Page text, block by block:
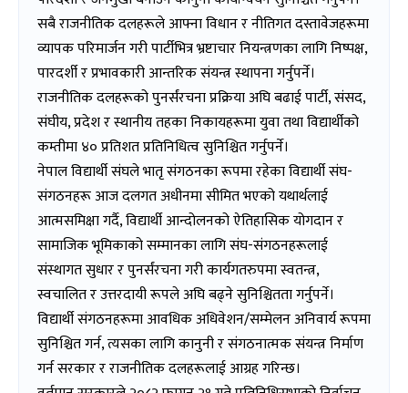
सबै राजनीतिक दलहरूले आफ्ना विधान र नीतिगत दस्तावेजहरूमा
व्यापक परिमार्जन गरी पार्टीभित्र भ्रष्टाचार नियन्त्रणका लागि निष्पक्ष,
पारदर्शी र प्रभावकारी आन्तरिक संयन्त्र स्थापना गर्नुपर्ने।
राजनीतिक दलहरूको पुनर्संरचना प्रक्रिया अघि बढाई पार्टी, संसद,
संघीय, प्रदेश र स्थानीय तहका निकायहरूमा युवा तथा विद्यार्थीको
कम्तीमा ४० प्रतिशत प्रतिनिधित्व सुनिश्चित गर्नुपर्ने।
नेपाल विद्यार्थी संघले भातृ संगठनका रूपमा रहेका विद्यार्थी संघ-
संगठनहरू आज दलगत अधीनमा सीमित भएको यथार्थलाई
आत्मसमिक्षा गर्दै, विद्यार्थी आन्दोलनको ऐतिहासिक योगदान र
सामाजिक भूमिकाको सम्मानका लागि संघ-संगठनहरूलाई
संस्थागत सुधार र पुनर्संरचना गरी कार्यगतरुपमा स्वतन्त्र,
स्वचालित र उत्तरदायी रूपले अघि बढ्ने सुनिश्चितता गर्नुपर्ने।
विद्यार्थी संगठनहरूमा आवधिक अधिवेशन/सम्मेलन अनिवार्य रूपमा
सुनिश्चित गर्न, त्यसका लागि कानुनी र संगठनात्मक संयन्त्र निर्माण
गर्न सरकार र राजनीतिक दलहरूलाई आग्रह गरिन्छ।